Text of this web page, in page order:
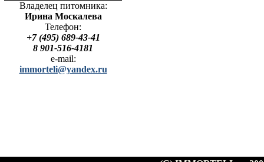
Владелец питомника:
Ирина Москалева
Телефон:
+7 (495) 689-43-41
8 901-516-4181
e-mail:
immorteli@yandex.ru